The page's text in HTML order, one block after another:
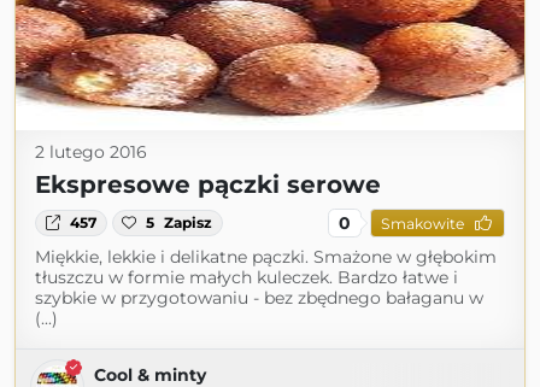
2 lutego 2016
Ekspresowe pączki serowe
457 5 Zapisz 0 Smakowite
Miękkie, lekkie i delikatne pączki. Smażone w głębokim
tłuszczu w formie małych kuleczek. Bardzo łatwe i
szybkie w przygotowaniu - bez zbędnego bałaganu w
(...)
Cool & minty